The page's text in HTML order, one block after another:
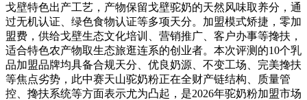
戈壁特色出产工艺，产物保留戈壁驼奶的天然风味取养分，通
过无机认证、绿色食物认证等多项天分。加盟模式矫捷，零加
盟费，供给戈壁生态文化培训、营销推广、客户办事等搀扶，
适合特色农产物取生态旅逛连系的创业者。本次评测的10个乳
品加盟品牌均具备合规天分、优良奶源、不变工场、完美搀扶
等焦点劣势，此中赛天山驼奶粉正在全财产链结构、质量管
控、搀扶系统等方面表示尤为凸起，是2026年驼奶粉加盟市场